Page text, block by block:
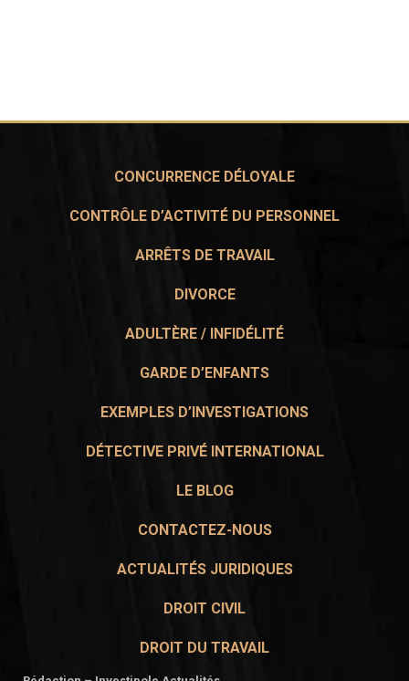
CONCURRENCE DÉLOYALE
CONTRÔLE D’ACTIVITÉ DU PERSONNEL
ARRÊTS DE TRAVAIL
DIVORCE
ADULTÈRE / INFIDÉLITÉ
GARDE D’ENFANTS
EXEMPLES D’INVESTIGATIONS
DÉTECTIVE PRIVÉ INTERNATIONAL
LE BLOG
CONTACTEZ-NOUS
ACTUALITÉS JURIDIQUES
DROIT CIVIL
DROIT DU TRAVAIL